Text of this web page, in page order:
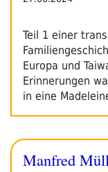
Teil 1 einer
Europa und
Erinnerungen
in eine
Manfred